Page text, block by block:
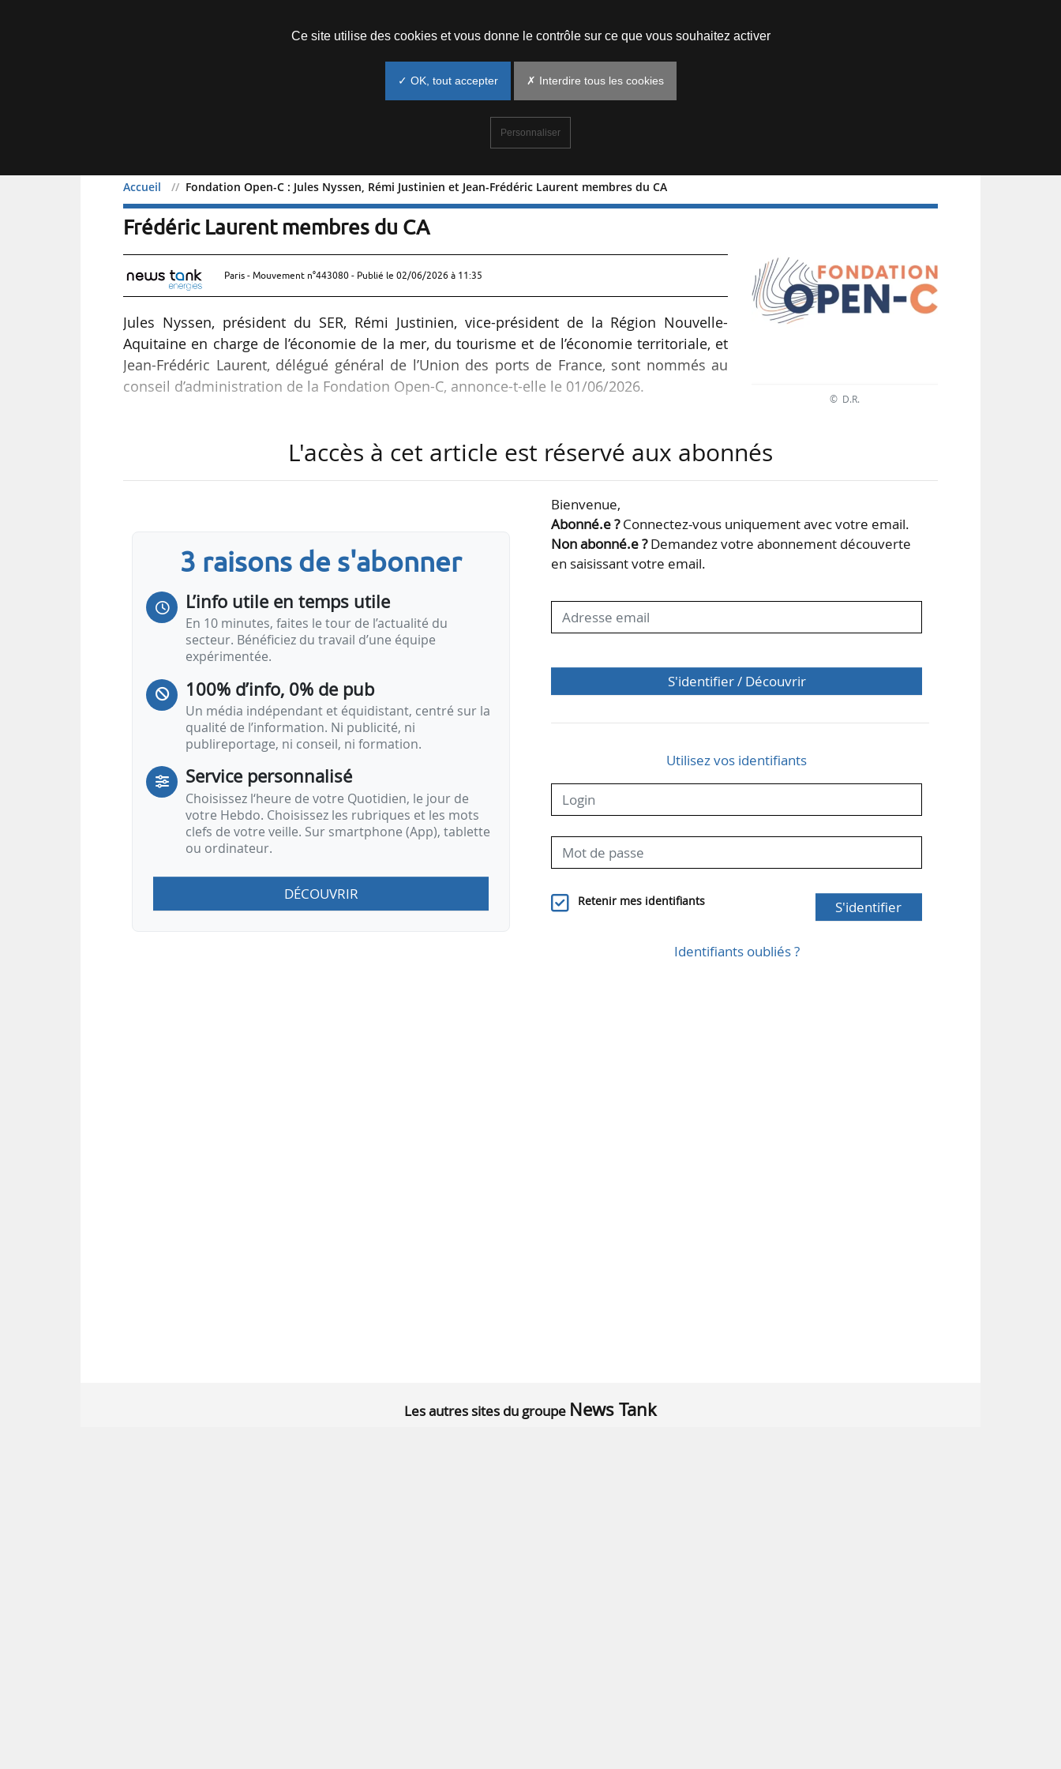
Accueil Fondation Open-C : Jules Nyssen, Rémi Justinien et Jean-Frédéric Laurent membres du CA
Fondation Open-C : Jules Nyssen, Rémi Justinien et Jean-
Frédéric Laurent membres du CA
Paris - Mouvement n°443080 - Publié le 02/06/2026 à 11:35
Jules Nyssen, président du SER, Rémi Justinien, vice-président de la Région Nouvelle-
Aquitaine en charge de l’économie de la mer, du tourisme et de l’économie territoriale, et
Jean-Frédéric Laurent, délégué général de l’Union des ports de France, sont nommés au
conseil d’administration de la Fondation Open-C, annonce-t-elle le 01/06/2026.
qualifiées. « Ces nominations illustrent le renforcement de la gouvernance collective de la
Par ailleurs, le mandat de huit personnalités qualifiées est renouvelé, dont celui de…
© D.R.
L'accès à cet article est réservé aux abonnés
3 raisons de s'abonner
L’info utile en temps utile
En 10 minutes, faites le tour de l’actualité du
secteur. Bénéficiez du travail d’une équipe
expérimentée.
100% d’info, 0% de pub
Un média indépendant et équidistant, centré sur la
qualité de l’information. Ni publicité, ni
publireportage, ni conseil, ni formation.
Service personnalisé
Choisissez l‘heure de votre Quotidien, le jour de
votre Hebdo. Choisissez les rubriques et les mots
clefs de votre veille. Sur smartphone (App), tablette
ou ordinateur.
DÉCOUVRIR
Bienvenue,
Abonné.e ?Connectez-vous uniquement avec votre email.
Non abonné.e ?Demandez votre abonnement découverte
en saisissant votre email.
S'identifier / Découvrir
Utilisez vos identifiants
Retenir mes identifiants S'identifier
Identifiants oubliés ?
Les autres sites du groupe News Tank
Ce site utilise des cookies et vous donne le contrôle sur ce que vous souhaitez activer
✓ OK, tout accepter ✗ Interdire tous les cookies
Personnaliser